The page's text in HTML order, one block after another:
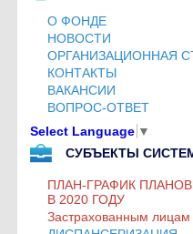
О ФОНДЕ
НОВОСТИ
ОРГАНИЗАЦИОННАЯ
КОНТАКТЫ
ВАКАНСИИ
ВОПРОС-ОТВЕТ
Select Language ▼
СУБЪЕКТЫ
ПЛАН-ГРАФИК
В 2020 ГОДУ
Застрахованным лицам